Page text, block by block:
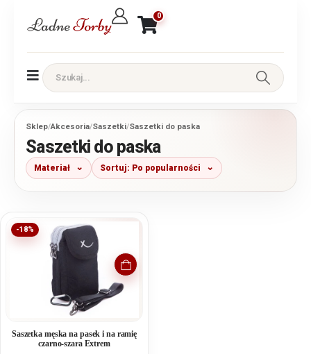
0
Sklep/Akcesoria/Saszetki/Saszetki do paska
Saszetki do paska
Materiał Sortuj: Po popularności
-18%
Saszetka męska na pasek i na ramię
czarno-szara Extrem